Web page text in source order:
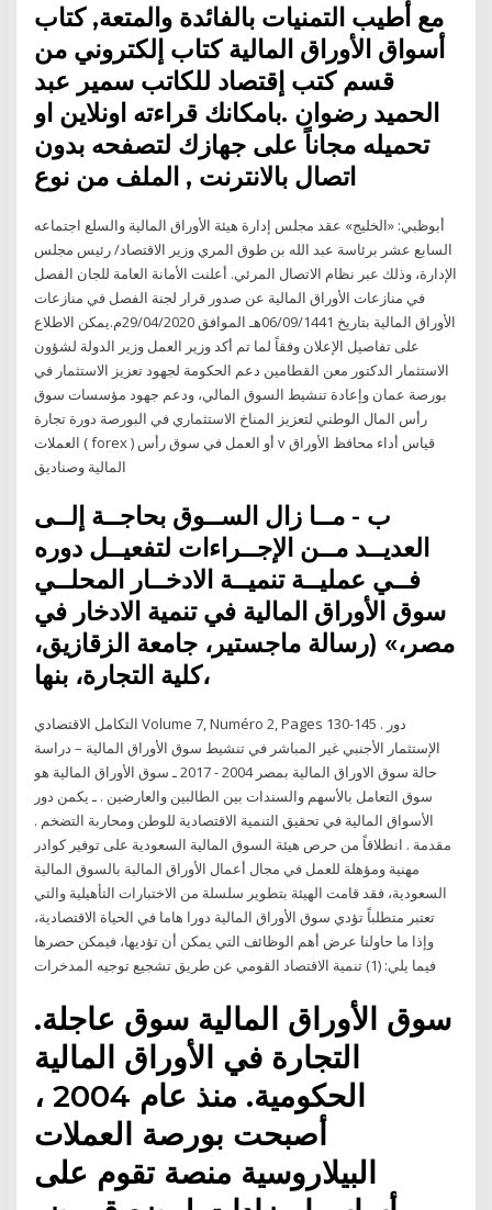
مع أطيب التمنيات بالفائدة والمتعة, كتاب
أسواق الأوراق المالية كتاب إلكتروني من
قسم كتب إقتصاد للكاتب سمير عبد
الحميد رضوان .بامكانك قراءته اونلاين او
تحميله مجاناً على جهازك لتصفحه بدون
اتصال بالانترنت , الملف من نوع
أبوظبي: «الخليج» عقد مجلس إدارة هيئة الأوراق المالية والسلع اجتماعه
السابع عشر برئاسة عبد الله بن طوق المري وزير الاقتصاد/ رئيس مجلس
الإدارة، وذلك عبر نظام الاتصال المرئي. أعلنت الأمانة العامة للجان الفصل
في منازعات الأوراق المالية عن صدور قرار لجنة الفصل في منازعات
الأوراق المالية بتاريخ 06/09/1441هـ الموافق 29/04/2020م.يمكن الاطلاع
على تفاصيل الإعلان وفقاً لما تم أكد وزير العمل وزير الدولة لشؤون
الاستثمار الدكتور معن القطامين دعم الحكومة لجهود تعزيز الاستثمار في
بورصة عمان وإعادة تنشيط السوق المالي، ودعم جهود مؤسسات سوق
رأس المال الوطني لتعزيز المناخ الاستثماري في البورصة دورة تجارة
العملات ( forex ) أو العمل في سوق رأس v قياس أداء محافظ الأوراق
المالية وصناديق
ب - ﻣــﺎ زال اﻟﺴــﻮق ﺑﺤﺎﺟــﺔ إﻟــﻰ
اﻟﻌﺪﻳــﺪ ﻣــﻦ اﻹﺟــﺮاءات ﻟﺘﻔﻌﻴــﻞ دوره
ﻓــﻲ ﻋﻤﻠﻴــﺔ ﺗﻨﻤﻴــﺔ اﻻدﺧــﺎر اﻟﻤﺤﻠــﻲ
ﺳﻮق اﻷوراق اﻟﻤﺎﻟﻴﺔ ﻓﻲ ﺗﻨﻤﻴﺔ اﻻدﺧﺎر ﻓﻲ
ﻣﺼﺮ،» (رﺳﺎﻟﺔ ﻣﺎﺟﺴﺘﻴﺮ، ﺟﺎﻣﻌﺔ اﻟﺰﻗﺎزﻳﻖ،
ﻛﻠﻴﺔ اﻟﺘﺠﺎرة، ﺑﻨﻬﺎ،
التكامل الاقتصادي Volume 7, Numéro 2, Pages 130-145 . دور
الإستثمار الأجنبي غير المباشر في تنشيط سوق الأوراق المالية – دراسة
حالة سوق الاوراق المالية بمصر 2004 - 2017 ـ سوق الأوراق المالية هو
سوق التعامل بالأسهم والسندات بين الطالبين والعارضين . ـ يكمن دور
الأسواق المالية في تحقيق التنمية الاقتصادية للوطن ومحاربة التضخم .
مقدمة . انطلاقاً من حرص هيئة السوق المالية السعودية على توفير كوادر
مهنية ومؤهلة للعمل في مجال أعمال الأوراق المالية بالسوق المالية
السعودية، فقد قامت الهيئة بتطوير سلسلة من الاختبارات التأهيلية والتي
تعتبر متطلباً تؤدي سوق الأوراق المالية دورا هاما في الحياة الاقتصادية،
وإذا ما حاولنا عرض أهم الوظائف التي يمكن أن تؤديها، فيمكن حصرها
فيما يلي: (1) تنمية الاقتصاد القومي عن طريق تشجيع توجيه المدخرات
سوق الأوراق المالية سوق عاجلة.
التجارة في الأوراق المالية
الحكومية. منذ عام 2004 ،
أصبحت بورصة العملات
البيلاروسية منصة تقوم على